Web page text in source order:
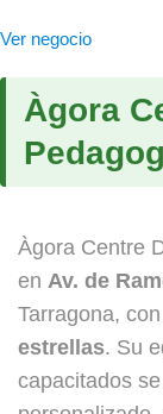
Ver negocio
Àgora
Àgora Centre
en Av. de
Tarragona,
estrellas. Su
capacitados